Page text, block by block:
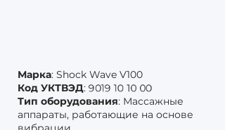
Марка: Shock Wave V100
Код УКТВЭД:9019 10 10 00
Тип оборудования: Массажные
аппараты, работающие на основе